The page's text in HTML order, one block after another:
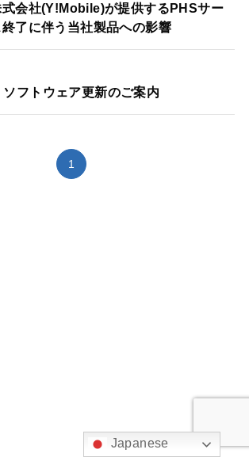
式会社(Y!Mobile)が提供するPHSサー
了に伴う当社製品への影響
フトウェア更新のご案内
1
Japanese